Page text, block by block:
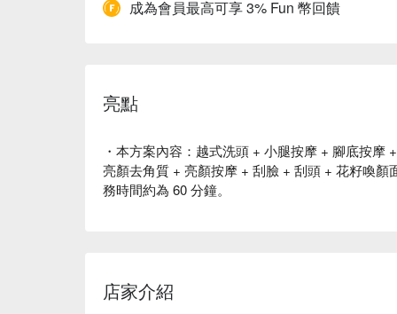
成為會員最高可享 3% Fun 幣回饋
亮點
・本方案內容：越式洗頭 + 小腿按摩 + 腳底按
亮顏去角質 + 亮顏按摩 + 刮臉 + 刮頭 + 花籽喚
務時間約為 60 分鐘。
店家介紹